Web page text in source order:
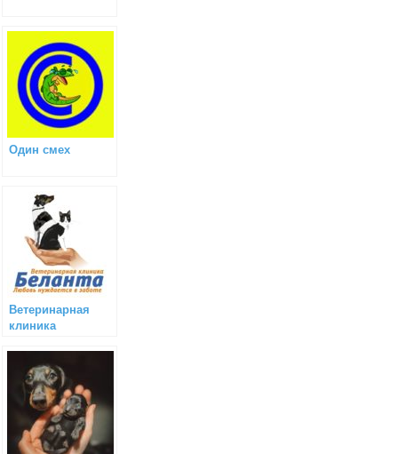
Один смех
Ветеринарная
клиника